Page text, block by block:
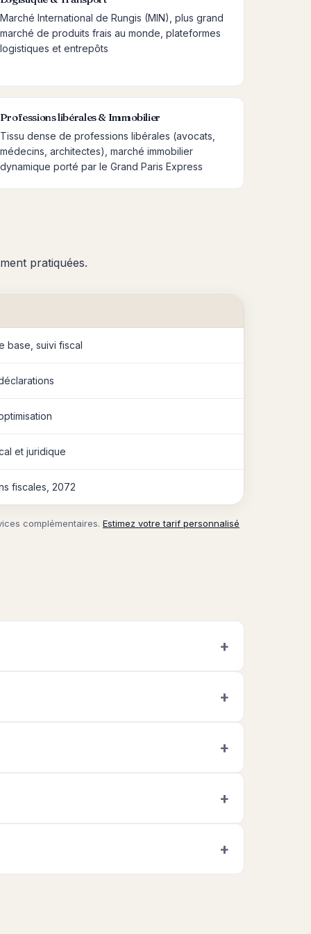
Marché International de Rungis (MIN), plus grand
marché de produits frais au monde, plateformes
logistiques et entrepôts
Professions libérales & Immobilier
Tissu dense de professions libérales (avocats,
médecins, architectes), marché immobilier
dynamique porté par le Grand Paris Express
pratiquées.
base, suivi fiscal
et juridique
fiscales, 2072
complémentaires. Estimez votre tarif personnalisé